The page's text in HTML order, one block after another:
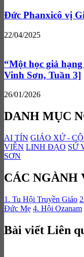
Đức Phanxicô vị
22/04/2025
“Một học giả
Vinh Sơn, Tuần 3]
26/01/2026
DANH MỤC
AI TÍN GIÁO XỨ -
VIỆN LINH ĐẠO SỨ
SƠN
CÁC NGÀNH
1. Tu Hội Truyền Giáo
Đức Mẹ 4. Hội Ozanam
Bài viết Liên